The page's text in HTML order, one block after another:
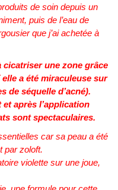
de soin depuis un
puis de l’eau de
que j’ai achetée à
cicatriser une zone grâce
a été miraculeuse sur
de séquelle d’acné).
après l’application
sont spectaculaires.
car sa peau a été
par zoloft.
violette sur une joue,